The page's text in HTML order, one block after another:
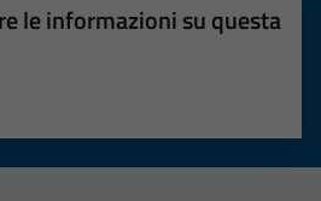
le informazioni su questa
stelle su 5
su 5
5